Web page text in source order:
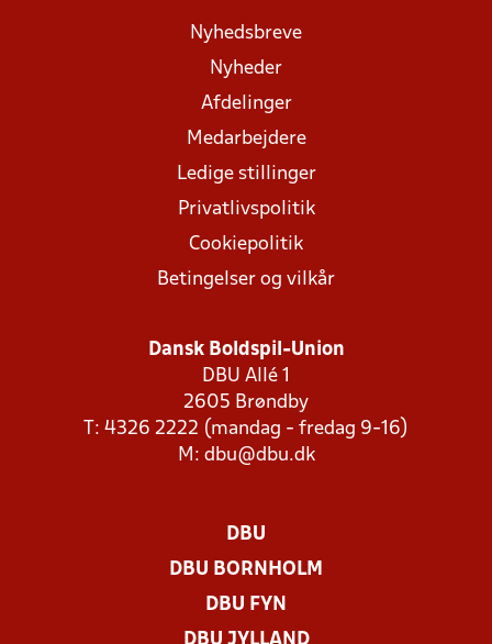
Nyhedsbreve
Nyheder
Afdelinger
Medarbejdere
Ledige stillinger
Privatlivspolitik
Cookiepolitik
Betingelser og vilkår
Dansk Boldspil-Union
DBU Allé 1
2605 Brøndby
T: 4326 2222 (mandag - fredag 9-16)
M: dbu@dbu.dk
DBU
DBU BORNHOLM
DBU FYN